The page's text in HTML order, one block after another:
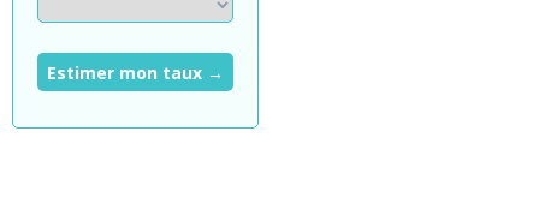
Estimer mon taux →